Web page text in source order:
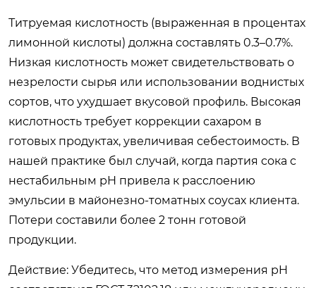
Титруемая кислотность (выраженная в процентах
лимонной кислоты) должна составлять 0.3–0.7%.
Низкая кислотность может свидетельствовать о
незрелости сырья или использовании воднистых
сортов, что ухудшает вкусовой профиль. Высокая
кислотность требует коррекции сахаром в
готовых продуктах, увеличивая себестоимость. В
нашей практике был случай, когда партия сока с
нестабильным pH привела к расслоению
эмульсии в майонезно-томатных соусах клиента.
Потери составили более 2 тонн готовой
продукции.
Действие: Убедитесь, что метод измерения pH